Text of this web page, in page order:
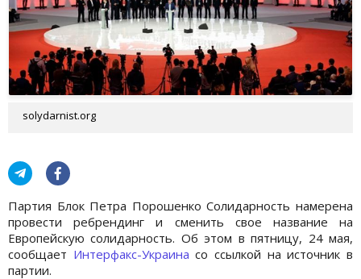
solydarnist.org
Партия Блок Петра Порошенко Солидарность намерена
провести ребрендинг и сменить свое название на
Европейскую солидарность. Об этом в пятницу, 24 мая,
сообщает Интерфакс-Украина со ссылкой на источник в
партии.